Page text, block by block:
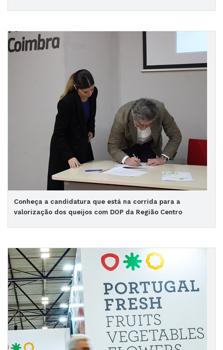
Conheça a candidatura que está na corrida para a
valorização dos queijos com DOP da Região Centro